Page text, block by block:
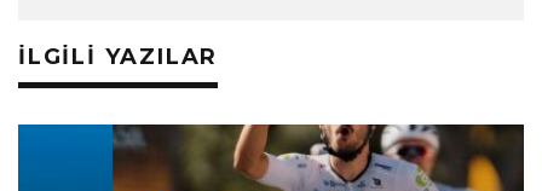
İLGILI YAZILAR